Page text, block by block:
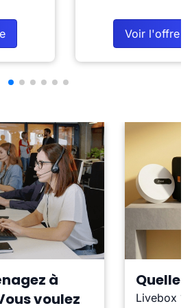
Voir l'offre
à
voulez
Quelle
Livebox ?